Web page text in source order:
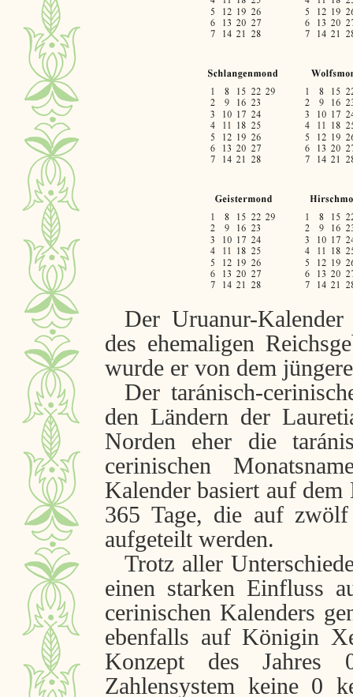
Der Uruanur-
des ehemaligen
wurde er von dem
Der taránisch-
den Ländern der
Norden eher die
cerinischen
Kalender basiert auf
365 Tage, die auf
aufgeteilt werden.
Trotz aller
einen starken Einfluss
cerinischen Kalenders
ebenfalls auf Königin
Konzept des Jahres
Zahlensystem keine 0